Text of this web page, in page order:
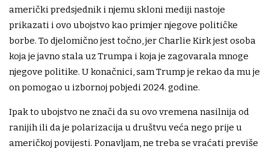
američki predsjednik i njemu skloni mediji nastoje
prikazati i ovo ubojstvo kao primjer njegove političke
borbe. To djelomično jest točno, jer Charlie Kirk jest osoba
koja je javno stala uz Trumpa i koja je zagovarala mnoge
njegove politike. U konačnici, sam Trump je rekao da mu je
on pomogao u izbornoj pobjedi 2024. godine.
Ipak to ubojstvo ne znači da su ovo vremena nasilnija od
ranijih ili da je polarizacija u društvu veća nego prije u
američkoj povijesti. Ponavljam, ne treba se vraćati previše